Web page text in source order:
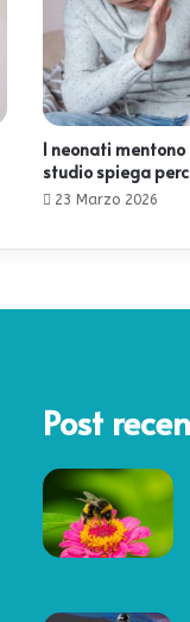
I neonati mentono
studio spiega
23 Marzo 2026
Post